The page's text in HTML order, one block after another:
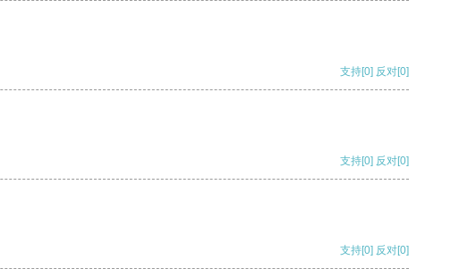
支持[0] 反对[0]
支持[0] 反对[0]
支持[0] 反对[0]